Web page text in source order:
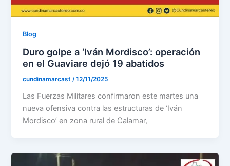
Blog
Duro golpe a ‘Iván Mordisco’: operación
en el Guaviare dejó 19 abatidos
cundinamarcast/12/11/2025
Las Fuerzas Militares confirmaron este martes una
nueva ofensiva contra las estructuras de ‘Iván
Mordisco’ en zona rural de Calamar,